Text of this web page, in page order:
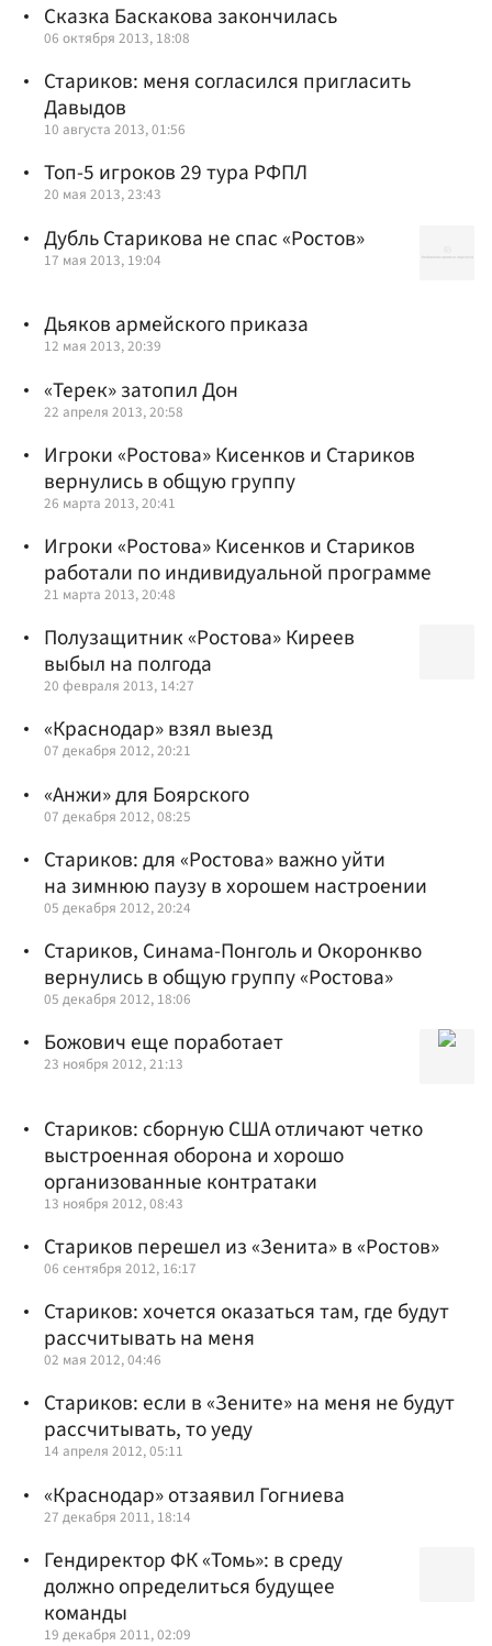
Сказка Баскакова закончилась
06 октября 2013, 18:08
Стариков: меня согласился пригласить
Давыдов
10 августа 2013, 01:56
Топ-5 игроков 29 тура РФПЛ
20 мая 2013, 23:43
Дубль Старикова не спас «Ростов»
17 мая 2013, 19:04
Дьяков армейского приказа
12 мая 2013, 20:39
«Терек» затопил Дон
22 апреля 2013, 20:58
Игроки «Ростова» Кисенков и Стариков
вернулись в общую группу
26 марта 2013, 20:41
Игроки «Ростова» Кисенков и Стариков
работали по индивидуальной программе
21 марта 2013, 20:48
Полузащитник «Ростова» Киреев
выбыл на полгода
20 февраля 2013, 14:27
«Краснодар» взял выезд
07 декабря 2012, 20:21
«Анжи» для Боярского
07 декабря 2012, 08:25
Стариков: для «Ростова» важно уйти
на зимнюю паузу в хорошем настроении
05 декабря 2012, 20:24
Стариков, Синама-Понголь и Окоронкво
вернулись в общую группу «Ростова»
05 декабря 2012, 18:06
Божович еще поработает
23 ноября 2012, 21:13
Стариков: сборную США отличают четко
выстроенная оборона и хорошо
организованные контратаки
13 ноября 2012, 08:43
Стариков перешел из «Зенита» в «Ростов»
06 сентября 2012, 16:17
Стариков: хочется оказаться там, где будут
рассчитывать на меня
02 мая 2012, 04:46
Стариков: если в «Зените» на меня не будут
рассчитывать, то уеду
14 апреля 2012, 05:11
«Краснодар» отзаявил Гогниева
27 декабря 2011, 18:14
Гендиректор ФК «Томь»: в среду
должно определиться будущее
команды
19 декабря 2011, 02:09